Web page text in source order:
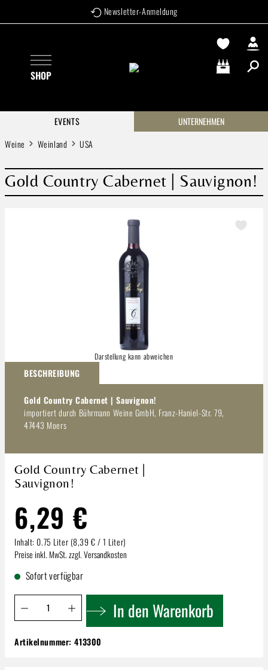
Zum Hauptinhalt springen Newsletter-Anmeldung
SHOP Warenkorb
EVENTS
UNTERNEHMEN
Weine
Weinland USA
Gold Country Cabernet | Sauvignon!
Darstellung kann abweichen
BESCHREIBUNG
Gold Country Cabernet | Sauvignon!
importiert durch Bührmann Weine GmbH, Franz-Haniel-Str. 79,
47443 Moers
Gold Country Cabernet |
Sauvignon!
6,29 €
Inhalt: 0.75 Liter (8,39 € / 1 Liter)
Preise inkl. MwSt. zzgl. Versandkosten
Sofort verfügbar
Produkt Anzahl: Gib den gewünschten Wert ein oder
In den Warenkorb
Gold Country Cabernet | Sauvignon!
Artikelnummer:413300